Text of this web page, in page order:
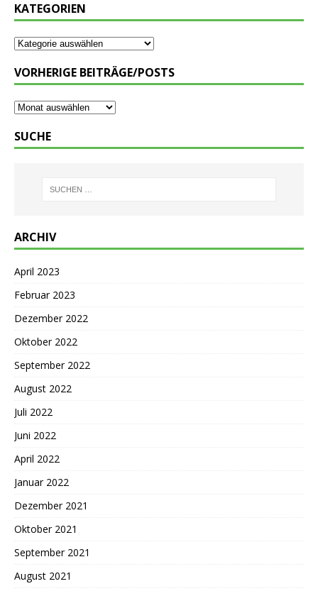
KATEGORIEN
VORHERIGE BEITRÄGE/POSTS
SUCHE
ARCHIV
April 2023
Februar 2023
Dezember 2022
Oktober 2022
September 2022
August 2022
Juli 2022
Juni 2022
April 2022
Januar 2022
Dezember 2021
Oktober 2021
September 2021
August 2021